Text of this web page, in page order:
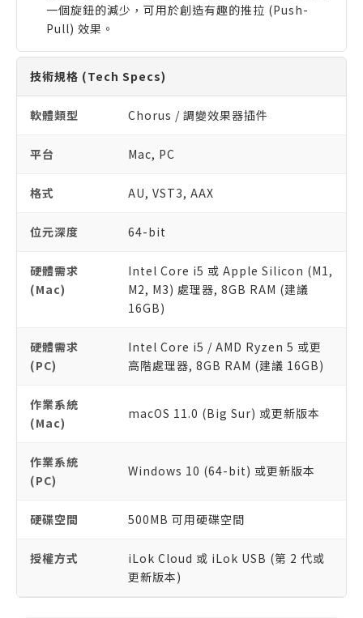
一個旋鈕的減少，可用於創造有趣的推拉 (Push-
Pull) 效果。
技術規格 (Tech Specs)
軟體類型 Chorus / 調變效果器插件
平台 Mac, PC
格式 AU, VST3, AAX
位元深度 64-bit
硬體需求
(Mac)
Intel Core i5 或 Apple Silicon (M1,
M2, M3) 處理器, 8GB RAM (建議
16GB)
硬體需求
(PC)
Intel Core i5 / AMD Ryzen 5 或更
高階處理器, 8GB RAM (建議 16GB)
作業系統
(Mac)
macOS 11.0 (Big Sur) 或更新版本
作業系統
(PC)
Windows 10 (64-bit) 或更新版本
硬碟空間 500MB 可用硬碟空間
授權方式
iLok Cloud 或 iLok USB (第 2 代或
更新版本)